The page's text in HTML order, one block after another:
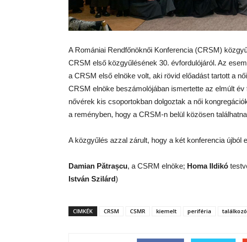
A Romániai Rendfőnöknői Konferencia (CRSM)
CRSM első közgyűlésének 30. évfordulójáról. Az
a CRSM első elnöke volt, aki rövid előadást tartott a
CRSM elnöke beszámolójában ismertette az elmúlt
nővérek kis csoportokban dolgoztak a női
a reményben, hogy a CRSM-n belül közösen
A közgyűlés azzal zárult, hogy a két konferencia újból
Damian Pătrașcu, a CSRM elnöke; Homa Ildikó
István Szilárd)
CIMKÉK CRSM CSMR kiemelt periféria találkozó